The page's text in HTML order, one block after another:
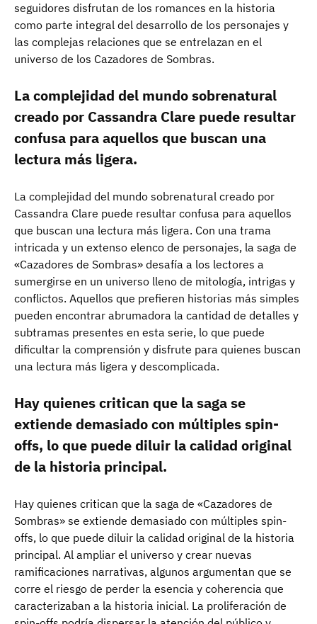
seguidores disfrutan de los romances en la historia
como parte integral del desarrollo de los personajes y
las complejas relaciones que se entrelazan en el
universo de los Cazadores de Sombras.
La complejidad del mundo sobrenatural
creado por Cassandra Clare puede resultar
confusa para aquellos que buscan una
lectura más ligera.
La complejidad del mundo sobrenatural creado por
Cassandra Clare puede resultar confusa para aquellos
que buscan una lectura más ligera. Con una trama
intricada y un extenso elenco de personajes, la saga de
«Cazadores de Sombras» desafía a los lectores a
sumergirse en un universo lleno de mitología, intrigas y
conflictos. Aquellos que prefieren historias más simples
pueden encontrar abrumadora la cantidad de detalles y
subtramas presentes en esta serie, lo que puede
dificultar la comprensión y disfrute para quienes buscan
una lectura más ligera y descomplicada.
Hay quienes critican que la saga se
extiende demasiado con múltiples spin-
offs, lo que puede diluir la calidad original
de la historia principal.
Hay quienes critican que la saga de «Cazadores de
Sombras» se extiende demasiado con múltiples spin-
offs, lo que puede diluir la calidad original de la historia
principal. Al ampliar el universo y crear nuevas
ramificaciones narrativas, algunos argumentan que se
corre el riesgo de perder la esencia y coherencia que
caracterizaban a la historia inicial. La proliferación de